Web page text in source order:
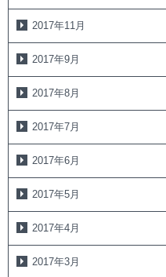
2017年11月
2017年9月
2017年8月
2017年7月
2017年6月
2017年5月
2017年4月
2017年3月